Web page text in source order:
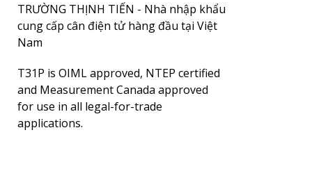
T31P is OIML approved, NTEP certified
and Measurement Canada approved
for use in all legal-for-trade
applications.